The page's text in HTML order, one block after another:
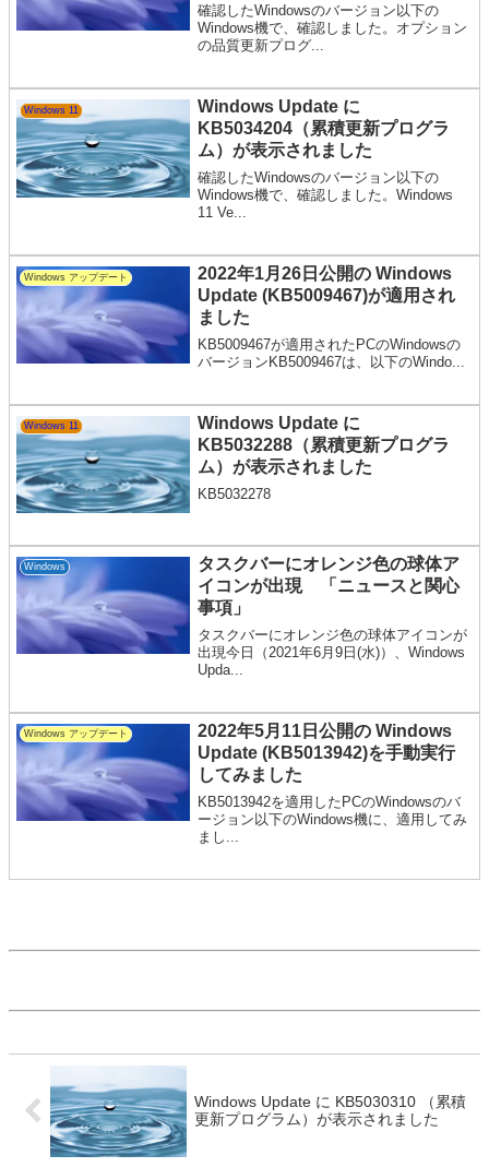
確認したWindowsのバージョン以下の
Windows機で、確認しました。オプション
の品質更新プログ...
Windows 11
Windows Update に
KB5034204（累積更新プログラ
ム）が表示されました
確認したWindowsのバージョン以下の
Windows機で、確認しました。Windows
11 Ve...
Windows アップデート
2022年1月26日公開の Windows
Update (KB5009467)が適用され
ました
KB5009467が適用されたPCのWindowsの
バージョンKB5009467は、以下のWindo...
Windows 11
Windows Update に
KB5032288（累積更新プログラ
ム）が表示されました
KB5032278
Windows
タスクバーにオレンジ色の球体ア
イコンが出現 「ニュースと関心
事項」
タスクバーにオレンジ色の球体アイコンが
出現今日（2021年6月9日(水)）、Windows
Upda...
Windows アップデート
2022年5月11日公開の Windows
Update (KB5013942)を手動実行
してみました
KB5013942を適用したPCのWindowsのバ
ージョン以下のWindows機に、適用してみ
まし...
Windows Update に KB5030310 （累積
更新プログラム）が表示されました